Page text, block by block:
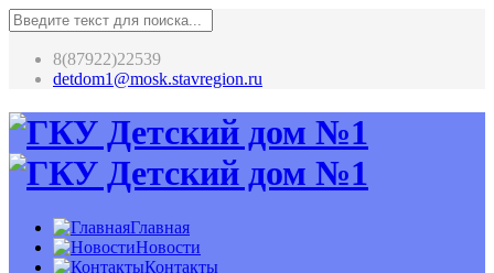
8(87922)22539
detdom1@mosk.stavregion.ru
Главная
Новости
Контакты